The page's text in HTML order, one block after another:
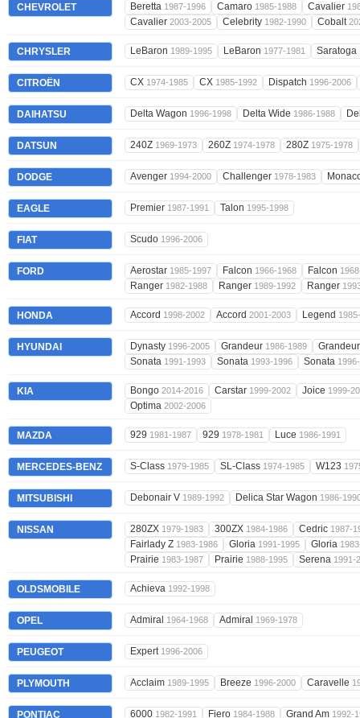
CHEVROLET Beretta 1987-1996 Camaro 1985-1988 Cavalier
Cavalier 2003-2005 Celebrity 1982-1990 Cobalt
CHRYSLER LeBaron 1989-1995 LeBaron 1977-1981 Saratoga
CITROËN CX 1974-1985 CX 1985-1992 Dispatch 1996-2006
DAIHATSU Delta Wagon 1996-1998 Delta Wide 1986-1988
DATSUN 240Z 1969-1973 260Z 1974-1978 280Z 1975-1978
DODGE Avenger 1994-2000 Challenger 1978-1983
EAGLE Premier 1987-1991 Talon 1995-1998
FIAT Scudo 1996-2006
FORD Aerostar 1985-1997 Falcon 1966-1968 Falcon
Ranger 1982-1988 Ranger 1989-1992 Ranger
HONDA Accord 1998-2002 Accord 2001-2003 Legend
HYUNDAI Dynasty 1996-2005 Grandeur 1986-1989
Sonata 1991-1993 Sonata 1993-1996 Sonata
KIA Bongo 2014-2016 Carstar 1999-2002 Joice 1999-
Optima 2002-2006
MAZDA 929 1981-1987 929 1978-1981 Luce 1986-1991
MERCEDES-BENZ S-Class 1979-1985 SL-Class 1974-1985 W123
MITSUBISHI Debonair V 1989-1992 Delica Star Wagon 1986-
NISSAN 280ZX 1979-1983 300ZX 1984-1986 Cedric 1987-
Fairlady Z 1983-1986 Gloria 1991-1995 Gloria
Prairie 1983-1987 Prairie 1988-1995 Serena 1991-
OLDSMOBILE Achieva 1992-1998
OPEL Admiral 1964-1968 Admiral 1969-1978
PEUGEOT Expert 1996-2006
PLYMOUTH Acclaim 1989-1995 Breeze 1996-2000 Caravelle
PONTIAC 6000 1982-1991 Fiero 1984-1988 Grand Am 1992-